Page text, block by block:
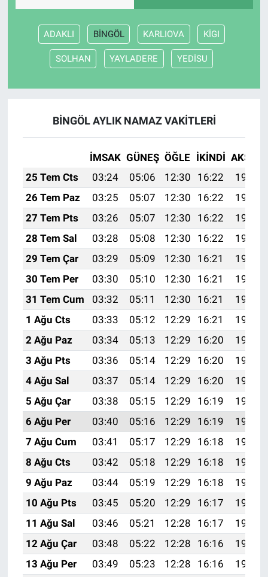
ADAKLI BİNGÖL KARLIOVA KİGI
SOLHAN YAYLADERE YEDİSU
BİNGÖL AYLIK NAMAZ VAKITLERI
İMSAK GÜNEŞ ÖĞLE İKINDI AKŞAM
25 Tem Cts
03:24 05:06 12:30 16:22
19:43
26 Tem Paz
03:25 05:07 12:30 16:22
19:43
27 Tem Pts
03:26 05:07 12:30 16:22
19:42
28 Tem Sal
03:28 05:08 12:30 16:22
19:41
29 Tem Çar
03:29 05:09 12:30 16:21
19:40
30 Tem Per
03:30 05:10 12:30 16:21
19:39
31 Tem Cum
03:32 05:11 12:30 16:21
19:38
1 Ağu Cts
03:33 05:12 12:29 16:21
19:37
2 Ağu Paz
03:34 05:13 12:29 16:20
19:36
3 Ağu Pts
03:36 05:14 12:29 16:20
19:35
4 Ağu Sal
03:37 05:14 12:29 16:20
19:34
5 Ağu Çar
03:38 05:15 12:29 16:19
19:33
6 Ağu Per
03:40 05:16 12:29 16:19
19:32
7 Ağu Cum
03:41 05:17 12:29 16:18
19:31
8 Ağu Cts
03:42 05:18 12:29 16:18
19:30
9 Ağu Paz
03:44 05:19 12:29 16:18
19:28
10 Ağu Pts
03:45 05:20 12:29 16:17
19:27
11 Ağu Sal
03:46 05:21 12:28 16:17
19:26
12 Ağu Çar
03:48 05:22 12:28 16:16
19:25
13 Ağu Per
03:49 05:23 12:28 16:16
19:24